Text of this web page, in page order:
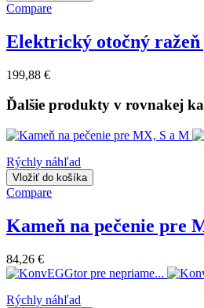
Compare
Elektrický otočný
199,88 €
Ďalšie produkty v rovnakej
Rýchly náhľad
Vložiť do košíka
Compare
Kameň na pečenie pre
84,26 €
Rýchly náhľad